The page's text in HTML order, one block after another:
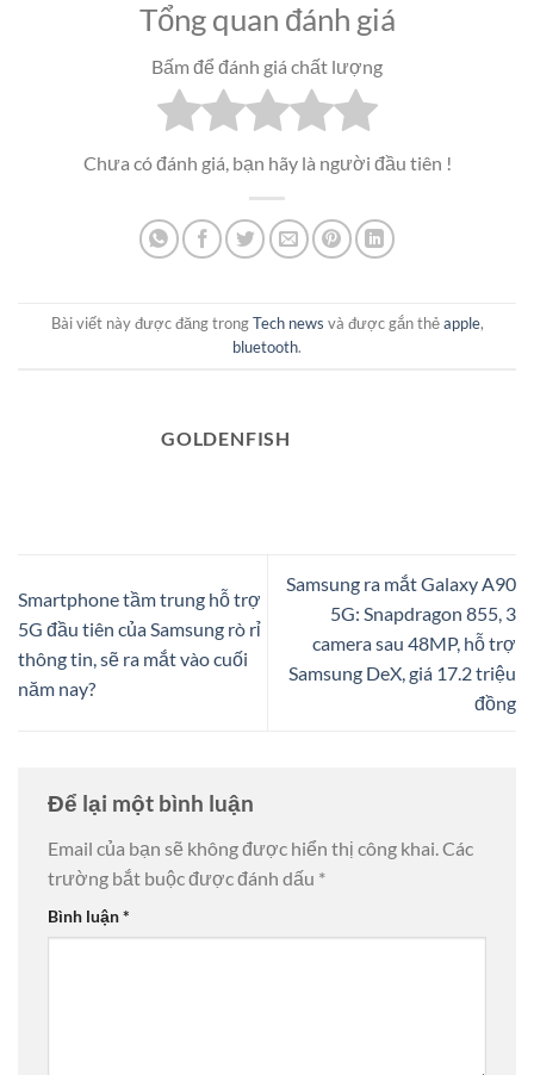
Tổng quan đánh giá
Bấm để đánh giá chất lượng
Chưa có đánh giá, bạn hãy là người đầu tiên !
Bài viết này được đăng trongTech news và được gắn thẻapple,
bluetooth.
GOLDENFISH
Smartphone tầm trung hỗ trợ
5G đầu tiên của Samsung rò rỉ
thông tin, sẽ ra mắt vào cuối
năm nay?
Samsung ra mắt Galaxy A90
5G: Snapdragon 855, 3
camera sau 48MP, hỗ trợ
Samsung DeX, giá 17.2 triệu
đồng
Để lại một bình luận
Email của bạn sẽ không được hiển thị công khai.Các
trường bắt buộc được đánh dấu *
Bình luận*